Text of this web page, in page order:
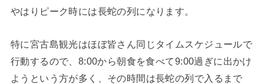
やはりピーク時には長蛇の列になります。
特に宮古島観光はほぼ皆さん同じタイムスケジュールで
行動するので、8:00から朝食を食べて9:00過ぎに出かけ
ようという方が多く、その時間は長蛇の列で入るまで